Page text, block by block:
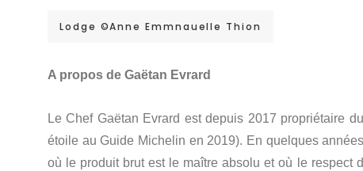
Lodge ©Anne Emmnauelle Thion
A propos de Gaëtan Evrard
Le Chef Gaëtan Evrard est depuis 2017 propriétaire
étoile au Guide Michelin en 2019). En quelques
où le produit brut est le maître absolu et où le respect